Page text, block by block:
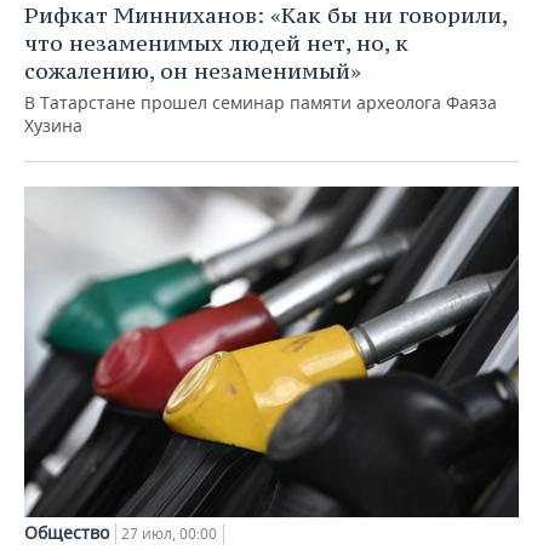
Рифкат Минниханов: «Как бы ни говорили,
что незаменимых людей нет, но, к
сожалению, он незаменимый»
В Татарстане прошел семинар памяти археолога Фаяза
Хузина
Общество 27 июл, 00:00